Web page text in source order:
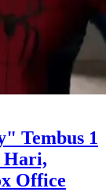
Tembus 1
Hari,
Office